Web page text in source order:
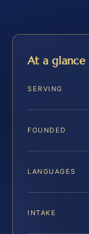
At a glance
SERVING
FOUNDED
LANGUAGES
INTAKE